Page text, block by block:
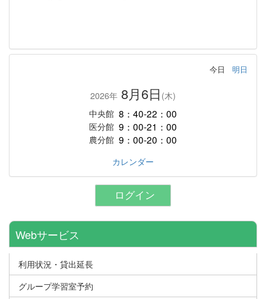
今日 明日
2026年 8月6日 (木)
中央館 8：40-22：00
医分館 9：00-21：00
農分館 9：00-20：00
カレンダー
ログイン
Webサービス
利用状況・貸出延長
グループ学習室予約